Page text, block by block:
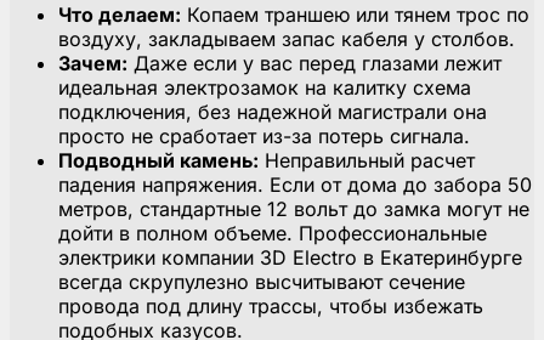
Что делаем: Копаем траншею или тянем трос по
воздуху, закладываем запас кабеля у столбов.
Зачем: Даже если у вас перед глазами лежит
идеальная электрозамок на калитку схема
подключения, без надежной магистрали она
просто не сработает из-за потерь сигнала.
Подводный камень: Неправильный расчет
падения напряжения. Если от дома до забора 50
метров, стандартные 12 вольт до замка могут не
дойти в полном объеме. Профессиональные
электрики компании 3D Electro в Екатеринбурге
всегда скрупулезно высчитывают сечение
провода под длину трассы, чтобы избежать
подобных казусов.